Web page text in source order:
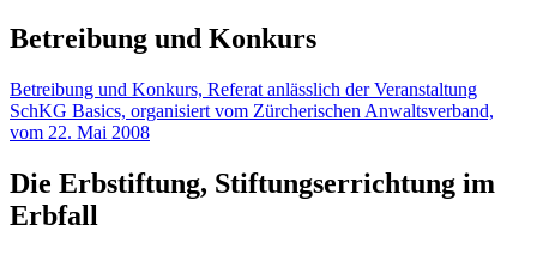
Betreibung und Konkurs
Betreibung und Konkurs, Referat anlässlich der Veranstaltung
SchKG Basics, organisiert vom Zürcherischen Anwaltsverband,
vom 22. Mai 2008
Die Erbstiftung, Stiftungserrichtung im
Erbfall